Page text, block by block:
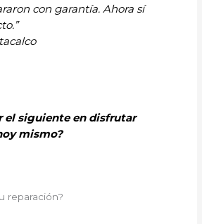
con garantía. Ahora sí
el siguiente en disfrutar
mismo?
reparación?